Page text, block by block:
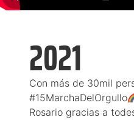
2021
Con más de 30mil
#15MarchaDelOrgullo
Rosario gracias a